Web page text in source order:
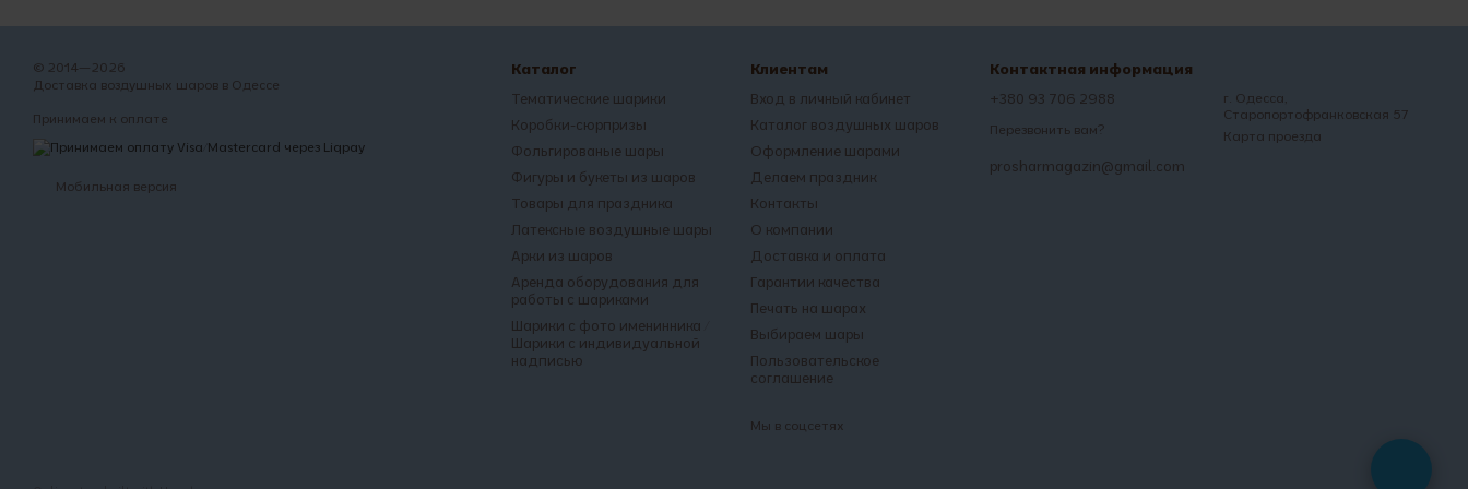
© 2014—2026
Доставка воздушных шаров в Одессе
Принимаем к оплате
Мобильная версия
Каталог
Тематические шарики
Коробки-сюрпризы
Фольгированые шары
Фигуры и букеты из шаров
Товары для праздника
Латексные воздушные шары
Арки из шаров
Аренда оборудования для
работы с шариками
Шарики с фото именинника /
Шарики с индивидуальной
надписью
Клиентам
Вход в личный кабинет
Каталог воздушных шаров
Оформление шарами
Делаем праздник
Контакты
О компании
Доставка и оплата
Гарантии качества
Печать на шарах
Выбираем шары
Пользовательское
соглашение
Мы в соцсетях
Контактная информация
+380 93 706 2988
Перезвонить вам?
prosharmagazin@gmail.com
г. Одесса,
Старопортофранковская 57
Карта проезда